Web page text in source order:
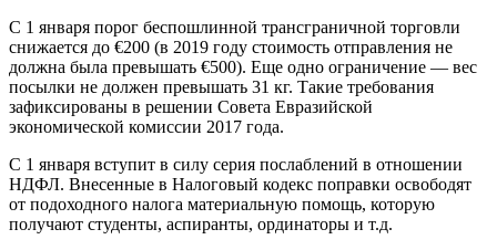
С 1 января порог беспошлинной трансграничной торговли
снижается до €200 (в 2019 году стоимость отправления не
должна была превышать €500). Еще одно ограничение — вес
посылки не должен превышать 31 кг. Такие требования
зафиксированы в решении Совета Евразийской
экономической комиссии 2017 года.
С 1 января вступит в силу серия послаблений в отношении
НДФЛ. Внесенные в Налоговый кодекс поправки освободят
от подоходного налога материальную помощь, которую
получают студенты, аспиранты, ординаторы и т.д.